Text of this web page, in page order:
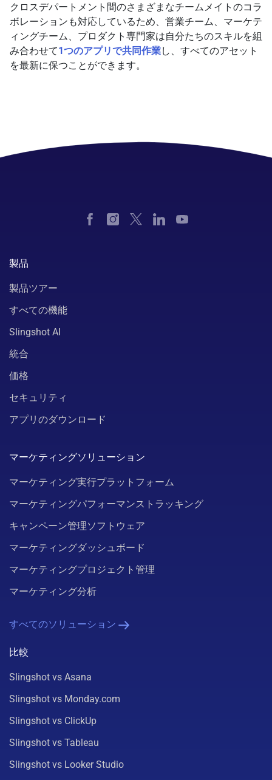
クロスデパートメント間のさまざまなチームメイトのコラ
ボレーションも対応しているため、営業チーム、マーケテ
ィングチーム、プロダクト専門家は自分たちのスキルを組
み合わせて1つのアプリで共同作業し、すべてのアセット
を最新に保つことができます。
製品
製品ツアー
すべての機能
Slingshot AI
統合
価格
セキュリティ
アプリのダウンロード
マーケティングソリューション
マーケティング実行プラットフォーム
マーケティングパフォーマンストラッキング
キャンペーン管理ソフトウェア
マーケティングダッシュボード
マーケティングプロジェクト管理
マーケティング分析
すべてのソリューション
比較
Slingshot vs Asana
Slingshot vs Monday.com
Slingshot vs ClickUp
Slingshot vs Tableau
Slingshot vs Looker Studio